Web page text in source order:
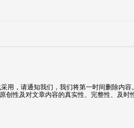
用，请通知我们，我们将第一时间删除内
性及对文章内容的真实性、完整性、及时